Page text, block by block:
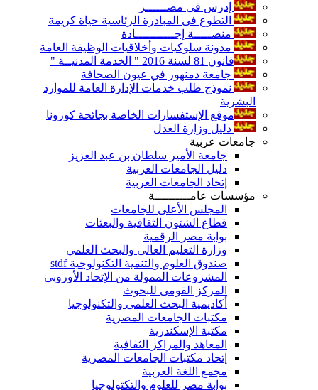
إدرس فى مصــــــر
التطوع فى المبادرة الرئاسية حياة كريمة
منصـــــة إجـــــــــــادة
مدونة سلوكيات وأخلاقيات الوظيفة العامة
قانون 81 لسنة 2016 " الخدمة المدنيــة "
جامعة دمنهور في عيون الصحافة
نموذج طلب خدمات الإدارة العامة للموارد
البشرية
موقع الإستفسارات الخاصة بجائحة كورونا
دليل وزارة العدل
جامعات عربية
جامعة الأمير سلطان بن عبد العزيز
دليل الجامعات العربية
إتحاد الجامعات العربية
مؤسسات عامــــــــــة
المجلس الأعلى للجامعات
قطاع الشئون الثقافية والبعثات
بوابة مصر الرقمية
وزارة التعليم العالى والبحث العلمي
صندوق العلوم والتنمية التكنولوجية stdf
المشروعات الممولة من الإتحاد الأوروبى
المركز القومى للبحوث
أكاديمية البحث العلمى والتكنولوجيا
مكتبات الجامعات المصرية
مكتبة الإسكندرية
المعاهد والمراكز الثقافية
إتحاد مكتبات الجامعات المصرية
مجمع اللغة العربية
بوابة مصر للعلوم والتكتولوجيا